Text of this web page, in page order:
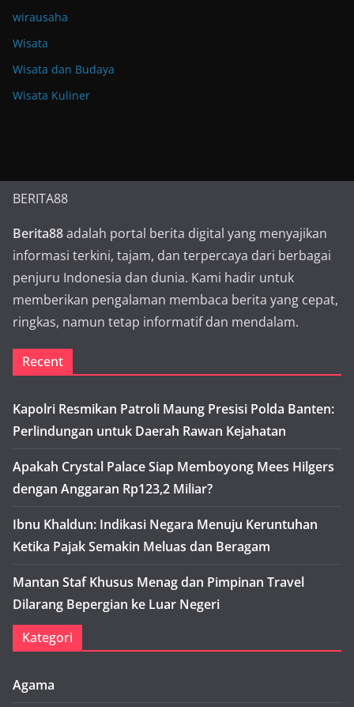
wirausaha
Wisata
Wisata dan Budaya
Wisata Kuliner
BERITA88
Berita88adalah portal berita digital yang menyajikan
informasi terkini, tajam, dan terpercaya dari berbagai
penjuru Indonesia dan dunia. Kami hadir untuk
memberikan pengalaman membaca berita yang cepat,
ringkas, namun tetap informatif dan mendalam.
Recent
Kapolri Resmikan Patroli Maung Presisi Polda Banten:
Perlindungan untuk Daerah Rawan Kejahatan
Apakah Crystal Palace Siap Memboyong Mees Hilgers
dengan Anggaran Rp123,2 Miliar?
Ibnu Khaldun: Indikasi Negara Menuju Keruntuhan
Ketika Pajak Semakin Meluas dan Beragam
Mantan Staf Khusus Menag dan Pimpinan Travel
Dilarang Bepergian ke Luar Negeri
Kategori
Agama